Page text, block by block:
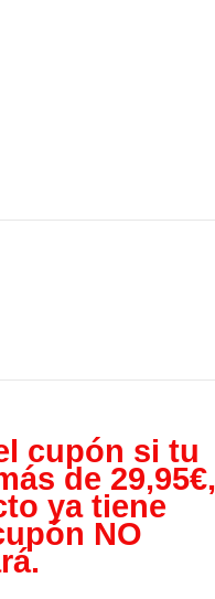
cupón si tu
de 29,95€,
ya tiene
NO